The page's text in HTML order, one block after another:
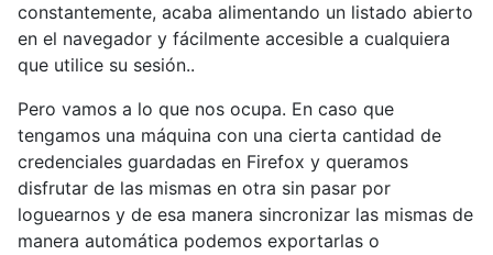
constantemente, acaba alimentando un listado abierto
en el navegador y fácilmente accesible a cualquiera
que utilice su sesión..
Pero vamos a lo que nos ocupa. En caso que
tengamos una máquina con una cierta cantidad de
credenciales guardadas en Firefox y queramos
disfrutar de las mismas en otra sin pasar por
loguearnos y de esa manera sincronizar las mismas de
manera automática podemos exportarlas o